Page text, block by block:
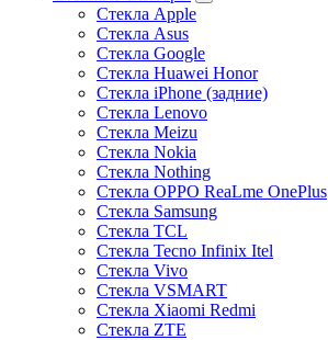
Стекла Apple
Стекла Asus
Стекла Google
Стекла Huawei Honor
Стекла iPhone (задние)
Стекла Lenovo
Стекла Meizu
Стекла Nokia
Стекла Nothing
Стекла OPPO ReaLme OnePlus
Стекла Samsung
Стекла TCL
Стекла Tecno Infinix Itel
Стекла Vivo
Стекла VSMART
Стекла Xiaomi Redmi
Стекла ZTE